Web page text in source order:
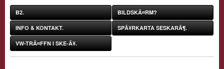
B2. BILDSKÃ¤RM?
INFO & KONTAKT. SPÃ¥RKARTA SESKARÃ¶.
VW-TRÃ¤FFN I SKE-Ã¥.